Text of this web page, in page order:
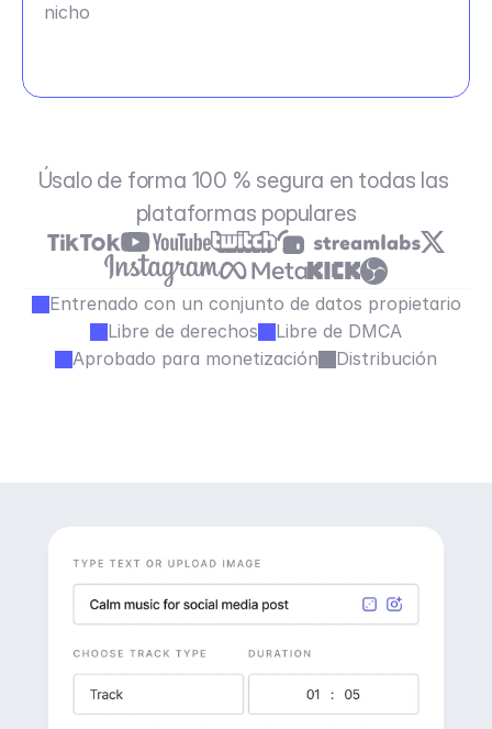
nicho
Úsalo de forma 100 % segura en todas las
plataformas populares
Entrenado con un conjunto de datos propietario
Libre de derechos
Libre de DMCA
Aprobado para monetización
Distribución